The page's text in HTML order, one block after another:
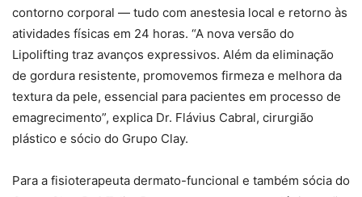
contorno corporal — tudo com anestesia local e retorno às
atividades físicas em 24 horas. “A nova versão do
Lipolifting traz avanços expressivos. Além da eliminação
de gordura resistente, promovemos firmeza e melhora da
textura da pele, essencial para pacientes em processo de
emagrecimento”, explica Dr. Flávius Cabral, cirurgião
plástico e sócio do Grupo Clay.
Para a fisioterapeuta dermato-funcional e também sócia do